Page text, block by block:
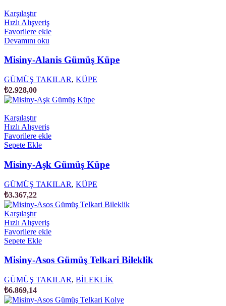
Karşılaştır
Hızlı Alışveriş
Favorilere ekle
Devamını oku
Misiny-Alanis Gümüş Küpe
GÜMÜŞ TAKILAR, KÜPE
₺2.928,00
Karşılaştır
Hızlı Alışveriş
Favorilere ekle
Sepete Ekle
Misiny-Aşk Gümüş Küpe
GÜMÜŞ TAKILAR, KÜPE
₺3.367,22
Karşılaştır
Hızlı Alışveriş
Favorilere ekle
Sepete Ekle
Misiny-Asos Gümüş Telkari Bileklik
GÜMÜŞ TAKILAR, BİLEKLİK
₺6.869,14